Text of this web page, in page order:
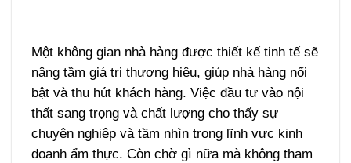
Một không gian nhà hàng được thiết kế tinh tế sẽ
nâng tầm giá trị thương hiệu, giúp nhà hàng nổi
bật và thu hút khách hàng. Việc đầu tư vào nội
thất sang trọng và chất lượng cho thấy sự
chuyên nghiệp và tầm nhìn trong lĩnh vực kinh
doanh ẩm thực. Còn chờ gì nữa mà không tham